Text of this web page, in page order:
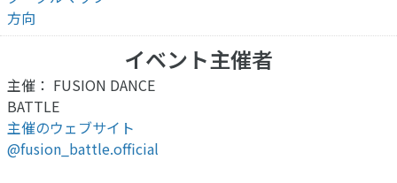
方向
イベント主催者
主催： FUSION DANCE
BATTLE
主催のウェブサイト
@fusion_battle.official